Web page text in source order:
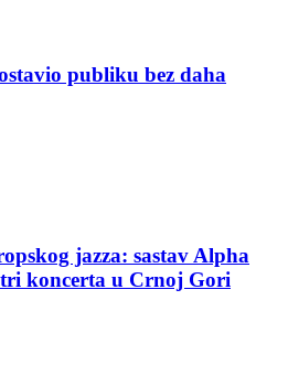
publiku bez daha
jazza: sastav Alpha
koncerta u Crnoj Gori